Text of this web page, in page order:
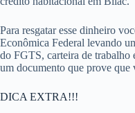
Para resgatar esse dinheiro
Econômica Federal levando
do FGTS, carteira de trabalho
um documento que prove
DICA EXTRA!!!